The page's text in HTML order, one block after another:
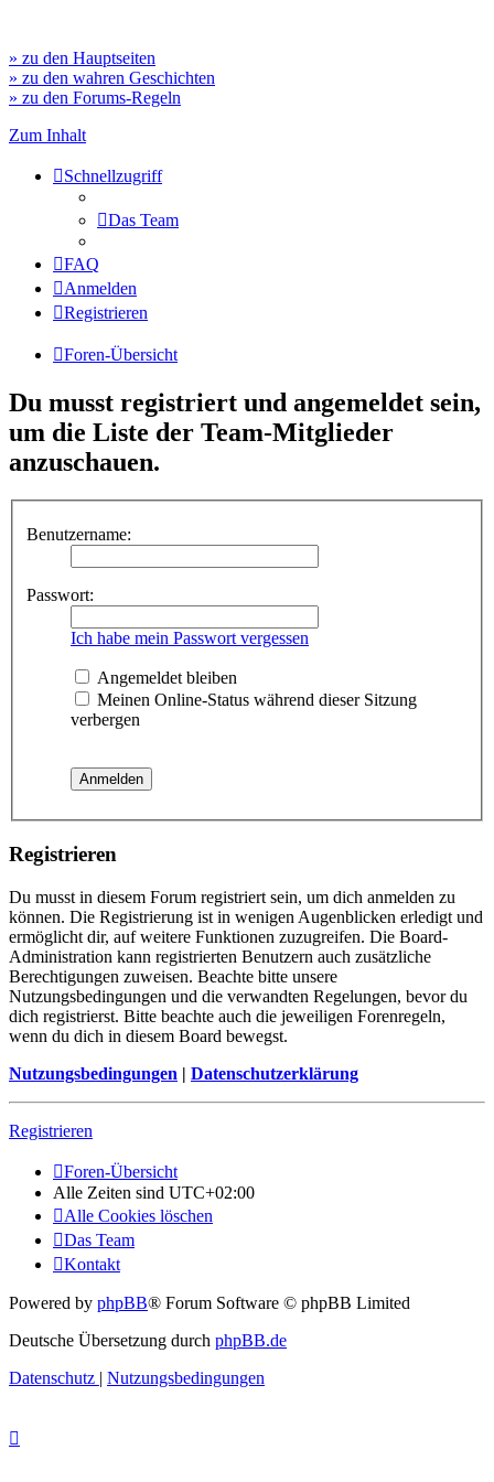
» zu den Hauptseiten
» zu den wahren Geschichten
» zu den Forums-Regeln
Zum Inhalt
Schnellzugriff
Das Team
FAQ
Anmelden
Registrieren
Foren-Übersicht
Du musst registriert und angemeldet sein,
um die Liste der Team-Mitglieder
anzuschauen.
Benutzername:
Passwort:
Ich habe mein Passwort vergessen
Angemeldet bleiben
Meinen Online-Status während dieser Sitzung
verbergen
Registrieren
Du musst in diesem Forum registriert sein, um dich anmelden zu
können. Die Registrierung ist in wenigen Augenblicken erledigt und
ermöglicht dir, auf weitere Funktionen zuzugreifen. Die Board-
Administration kann registrierten Benutzern auch zusätzliche
Berechtigungen zuweisen. Beachte bitte unsere
Nutzungsbedingungen und die verwandten Regelungen, bevor du
dich registrierst. Bitte beachte auch die jeweiligen Forenregeln,
wenn du dich in diesem Board bewegst.
Nutzungsbedingungen | Datenschutzerklärung
Registrieren
Foren-Übersicht
Alle Zeiten sind UTC+02:00
Alle Cookies löschen
Das Team
Kontakt
Powered by phpBB® Forum Software © phpBB Limited
Deutsche Übersetzung durch phpBB.de
Datenschutz | Nutzungsbedingungen